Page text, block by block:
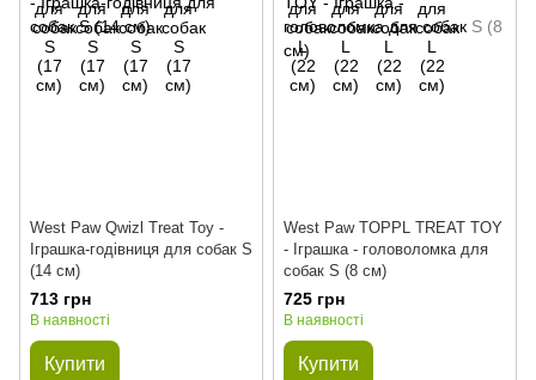
West Paw Qwizl Treat Toy -
Іграшка-годівниця для собак S
(14 см)
713 грн
В наявності
Купити
West Paw TOPPL TREAT TOY
- Іграшка - головоломка для
собак S (8 см)
725 грн
В наявності
Купити